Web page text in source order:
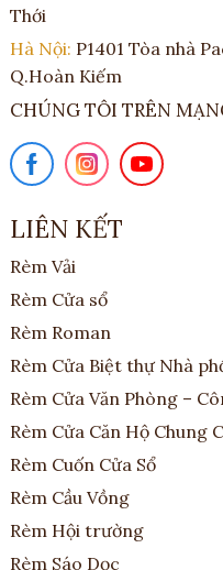
Thới
Hà Nội: P1401 Tòa nhà
Q.Hoàn Kiếm
CHÚNG TÔI TRÊN
LIÊN KẾT
Rèm Vải
Rèm Cửa sổ
Rèm Roman
Rèm Cửa Biệt thự Nhà
Rèm Cửa Văn Phòng –
Rèm Cửa Căn Hộ Chung
Rèm Cuốn Cửa Sổ
Rèm Cầu Vồng
Rèm Hội trường
Rèm Sáo Dọc